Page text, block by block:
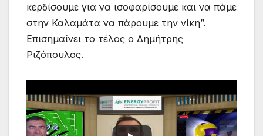
κερδίσουμε για να ισοφαρίσουμε και να πάμε
στην Καλαμάτα να πάρουμε την νίκη”.
Επισημαίνει το τέλος ο Δημήτρης
Ριζόπουλος.